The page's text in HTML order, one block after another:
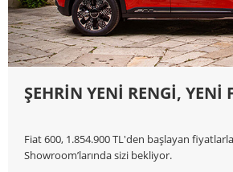
ŞEHRİN YENİ RENGİ, YENİ
Fiat 600, 1.854.900 TL'den başlayan
Showroom’larında sizi bekliyor.